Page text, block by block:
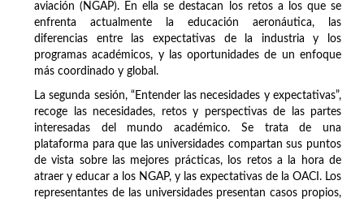
aviación (NGAP). En ella se destacan los retos a los que se
enfrenta actualmente la educación aeronáutica, las
diferencias entre las expectativas de la industria y los
programas académicos, y las oportunidades de un enfoque
más coordinado y global.
La segunda sesión, “Entender las necesidades y expectativas”,
recoge las necesidades, retos y perspectivas de las partes
interesadas del mundo académico. Se trata de una
plataforma para que las universidades compartan sus puntos
de vista sobre las mejores prácticas, los retos a la hora de
atraer y educar a los NGAP, y las expectativas de la OACI. Los
representantes de las universidades presentan casos propios,